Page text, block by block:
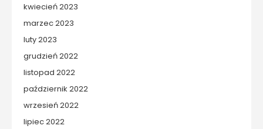
kwiecień 2023
marzec 2023
luty 2023
grudzień 2022
listopad 2022
październik 2022
wrzesień 2022
lipiec 2022